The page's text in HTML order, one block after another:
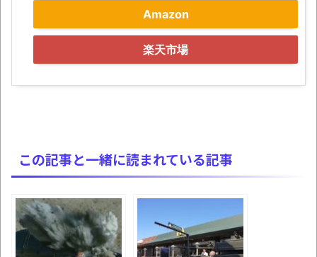
マケイン9巻＆アニメ公式ガイド感想
独学で挑んだ2026年二級建築士学科試験結
果速報（仮）
体験談：仕事で同じビルの中に入っている
かなりお姉さんになったね
壊れたエアコンと歌えないボク
バージョンアップ情報更新 AOMEI
Backupper Standard 8.3.0 などバージョンア
ップ
Amazon
楽天市場
この記事と一緒に読まれている記事